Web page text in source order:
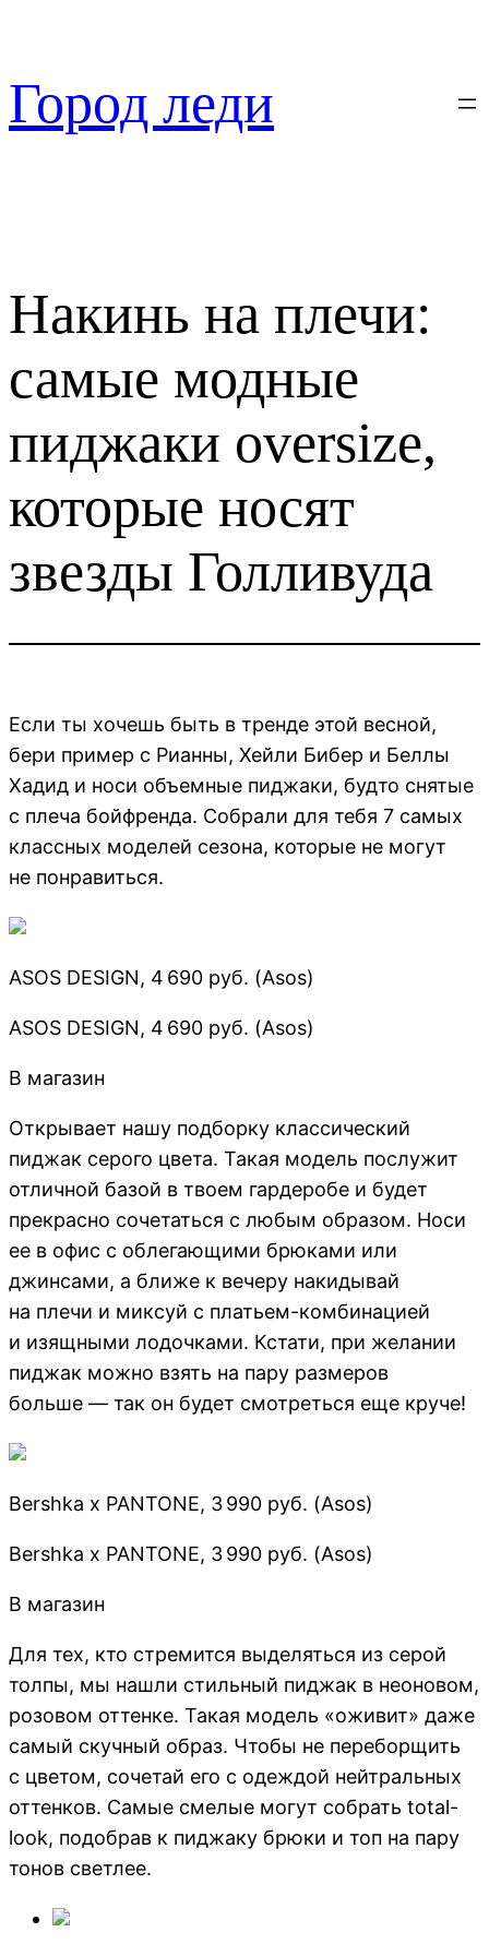
содержимому
Город леди
Накинь на плечи:
самые модные
пиджаки oversize,
которые носят
звезды Голливуда
Если ты хочешь быть в тренде этой весной,
бери пример с Рианны, Хейли Бибер и Беллы
Хадид и носи объемные пиджаки, будто снятые
с плеча бойфренда. Собрали для тебя 7 самых
классных моделей сезона, которые не могут
не понравиться.
ASOS DESIGN, 4 690 руб. (Asos)
ASOS DESIGN, 4 690 руб. (Asos)
В магазин
Открывает нашу подборку классический
пиджак серого цвета. Такая модель послужит
отличной базой в твоем гардеробе и будет
прекрасно сочетаться с любым образом. Носи
ее в офис с облегающими брюками или
джинсами, а ближе к вечеру накидывай
на плечи и миксуй с платьем-комбинацией
и изящными лодочками. Кстати, при желании
пиджак можно взять на пару размеров
больше — так он будет смотреться еще круче!
Bershka x PANTONE, 3 990 руб. (Asos)
Bershka x PANTONE, 3 990 руб. (Asos)
В магазин
Для тех, кто стремится выделяться из серой
толпы, мы нашли стильный пиджак в неоновом,
розовом оттенке. Такая модель «оживит» даже
самый скучный образ. Чтобы не переборщить
с цветом, сочетай его с одеждой нейтральных
оттенков. Самые смелые могут собрать total-
look, подобрав к пиджаку брюки и топ на пару
тонов светлее.